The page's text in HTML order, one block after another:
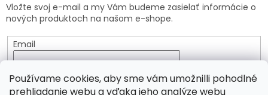
Používame cookies, aby sme vám umožnilli pohodlné
prehliadanie webu a vďaka jeho analýze webu
Vložte svoj e-mail a my Vám budeme zasielať informácie o
nových produktoch na našom e-shope.
Email
osobných údajov